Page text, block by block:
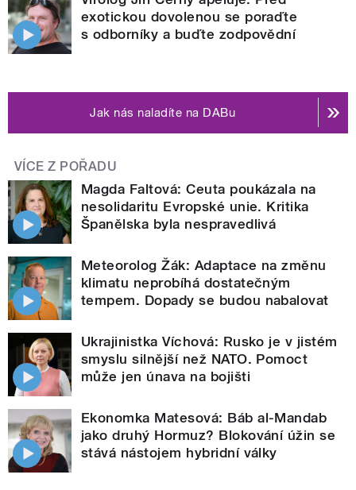
exotickou dovolenou se poraďte
s odborníky a buďte zodpovědní
Jak nás naladíte na DABu
VÍCE Z POŘADU
Magda Faltová: Ceuta poukázala na
nesolidaritu Evropské unie. Kritika
Španělska byla nespravedlivá
Meteorolog Žák: Adaptace na změnu
klimatu neprobíhá dostatečným
tempem. Dopady se budou nabalovat
Ukrajinistka Víchová: Rusko je v jistém
smyslu silnější než NATO. Pomoct
může jen únava na bojišti
Ekonomka Matesová: Báb al-Mandab
jako druhý Hormuz? Blokování úžin se
stává nástojem hybridní války